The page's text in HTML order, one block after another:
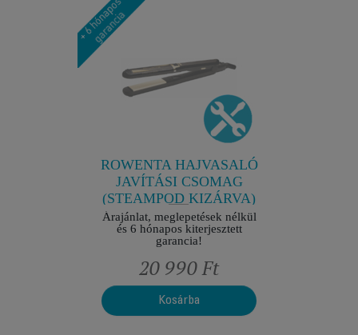
ROWENTA HAJVASALÓ
JAVÍTÁSI CSOMAG
(STEAMPOD KIZÁRVA)
Árajánlat, meglepetések nélkül
és 6 hónapos kiterjesztett
garancia!
20 990 Ft
Kosárba